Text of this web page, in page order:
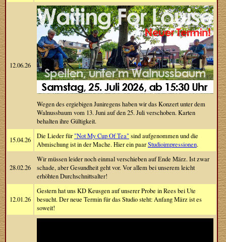
12.06.26
Wegen des ergiebigen Juniregens haben wir das Konzert unter dem
Walnussbaum vom 13. Juni auf den 25. Juli verschoben. Karten
behalten ihre Gültigkeit.
15.04.26 Die Lieder für "Not My Cup Of Tea" sind aufgenommen und die
Abmischung ist in der Mache. Hier ein paarStudioimpressionen.
28.02.26
Wir müssen leider noch einmal verschieben auf Ende März. Ist zwar
schade, aber Gesundheit geht vor. Vor allem bei unserem leicht
erhöhten Durchschnittsalter!
12.01.26
Gestern hat uns KD Keusgen auf unserer Probe in Rees bei Ute
besucht. Der neue Termin für das Studio steht: Anfang März ist es
soweit!